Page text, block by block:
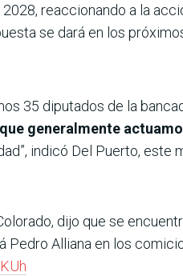
reaccionando a la
se dará en los
35 diputados de la
generalmente
indicó Del Puerto, este
dijo que se
Alliana en los